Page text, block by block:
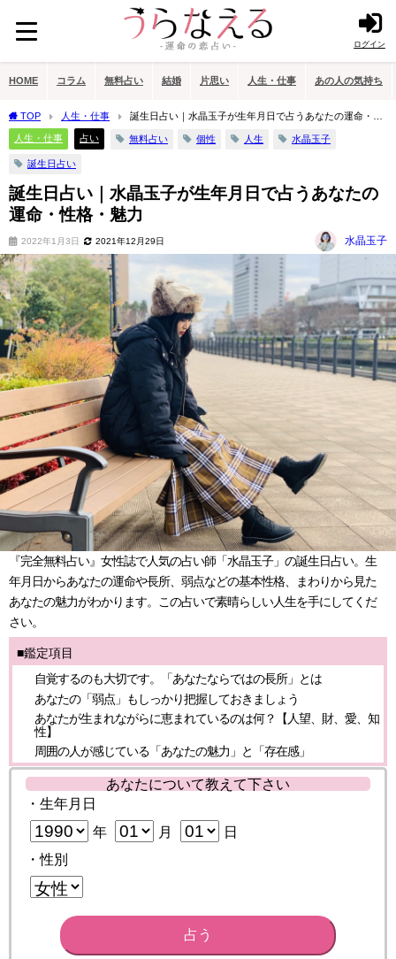
ログイン
HOME コラム 無料占い 結婚 片思い 人生・仕事 あの人の気持ち
TOP 人生・仕事
誕生日占い｜水晶玉子が生年月日で占うあなたの運命・性
格・魅力
人生・仕事 占い 無料占い 個性 人生 水晶玉子
誕生日占い
誕生日占い｜水晶玉子が生年月日で占うあなたの
運命・性格・魅力
2022年1月3日 2021年12月29日 水晶玉子
『完全無料占い』女性誌で人気の占い師「水晶玉子」の誕生日占い。生
年月日からあなたの運命や長所、弱点などの基本性格、まわりから見た
あなたの魅力がわかります。この占いで素晴らしい人生を手にしてくだ
さい。
■鑑定項目
自覚するのも大切です。「あなたならではの長所」とは
あなたの「弱点」もしっかり把握しておきましょう
あなたが生まれながらに恵まれているのは何？【人望、財、愛、知
性】
周囲の人が感じている「あなたの魅力」と「存在感」
あなたについて教えて下さい
・生年月日
年 月
日
・性別
占う